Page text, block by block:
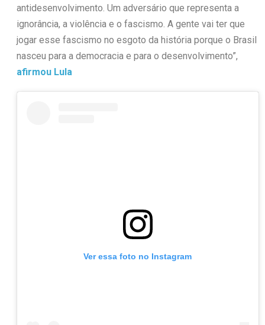
antidesenvolvimento. Um adversário que representa a
ignorância, a violência e o fascismo. A gente vai ter que
jogar esse fascismo no esgoto da história porque o Brasil
nasceu para a democracia e para o desenvolvimento”,
afirmou Lula
Ver essa foto no Instagram